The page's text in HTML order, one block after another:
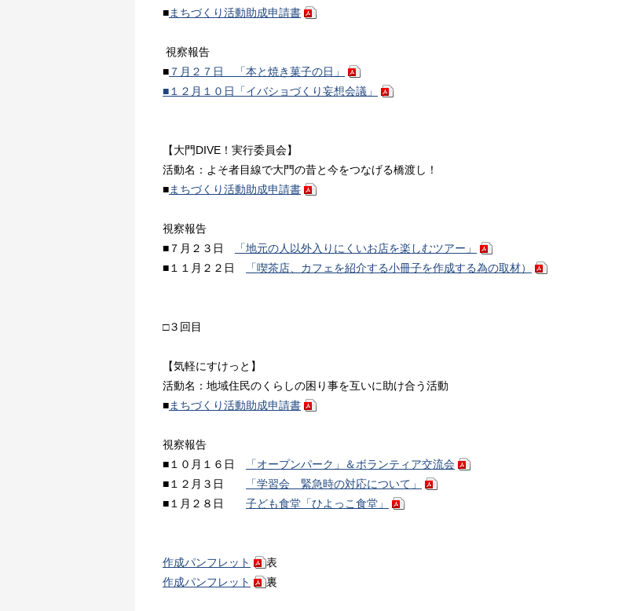
■まちづくり活動助成申請書
視察報告
■ ７月２７日 「本と焼き菓子の日」
■１２月１０日「イバショづくり妄想会議」
【大門DIVE！実行委員会】
活動名：よそ者目線で大門の昔と今をつなげる橋渡し！
■まちづくり活動助成申請書
視察報告
■７月２３日
「地元の人以外入りにくいお店を楽しむツアー」
■１１月２２日
「喫茶店、カフェを紹介する小冊子を作成する為の取材）
□３回目
【気軽にすけっと】
活動名：地域住民のくらしの困り事を互いに助け合う活動
■まちづくり活動助成申請書
視察報告
■１０月１６日
「オープンパーク」＆ボランティア交流会
■１２月３日
「学習会 緊急時の対応について」
■１月２８日 子ども食堂「ひよっこ食堂」
作成パンフレット
表
作成パンフレット
裏